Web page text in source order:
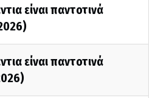
είναι παντοτινά
είναι παντοτινά